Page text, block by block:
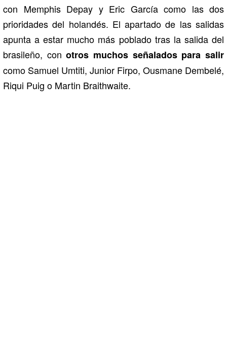
con Memphis Depay y Eric García como las dos
prioridades del holandés. El apartado de las salidas
apunta a estar mucho más poblado tras la salida del
brasileño, conotros muchos señalados para salir
como Samuel Umtiti, Junior Firpo, Ousmane Dembelé,
Riqui Puig o Martin Braithwaite.